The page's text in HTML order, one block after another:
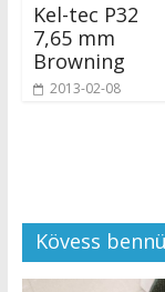
Kel-tec P32
7,65 mm
Browning
2013-02-08
Kövess